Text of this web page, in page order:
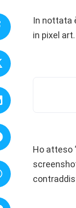
In nottata
in pixel art.
Ho atteso